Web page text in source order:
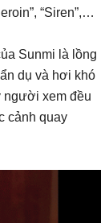
“Siren”,…
Sunmi là lồng
dụ và hơi khó
người xem đều
cảnh quay